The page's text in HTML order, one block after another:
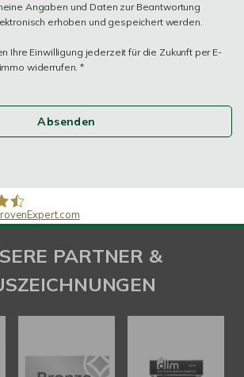
Angaben und Daten zur Beantwortung
erhoben und gespeichert werden.
Ihre Einwilligung jederzeit für die Zukunft per E-
widerrufen. *
Absenden
PARTNER &